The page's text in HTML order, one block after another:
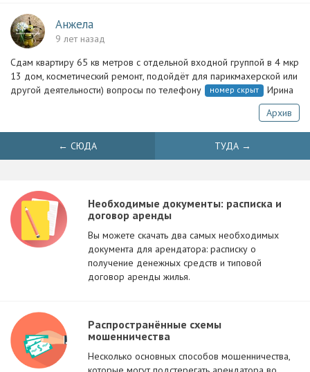
Анжела
9 лет назад
Сдам квартиру 65 кв метров с отдельной входной группой в 4 мкр
13 дом, косметический ремонт, подойдёт для парикмахерской или
другой деятельности) вопросы по телефону
номер скрыт
Ирина
Архив
← СЮДА ТУДА →
Необходимые документы: расписка и
договор аренды
Вы можете скачать два самых необходимых
документа для арендатора: расписку о
получение денежных средств и типовой
договор аренды жилья.
Распространённые схемы
мошенничества
Несколько основных способов мошенничества,